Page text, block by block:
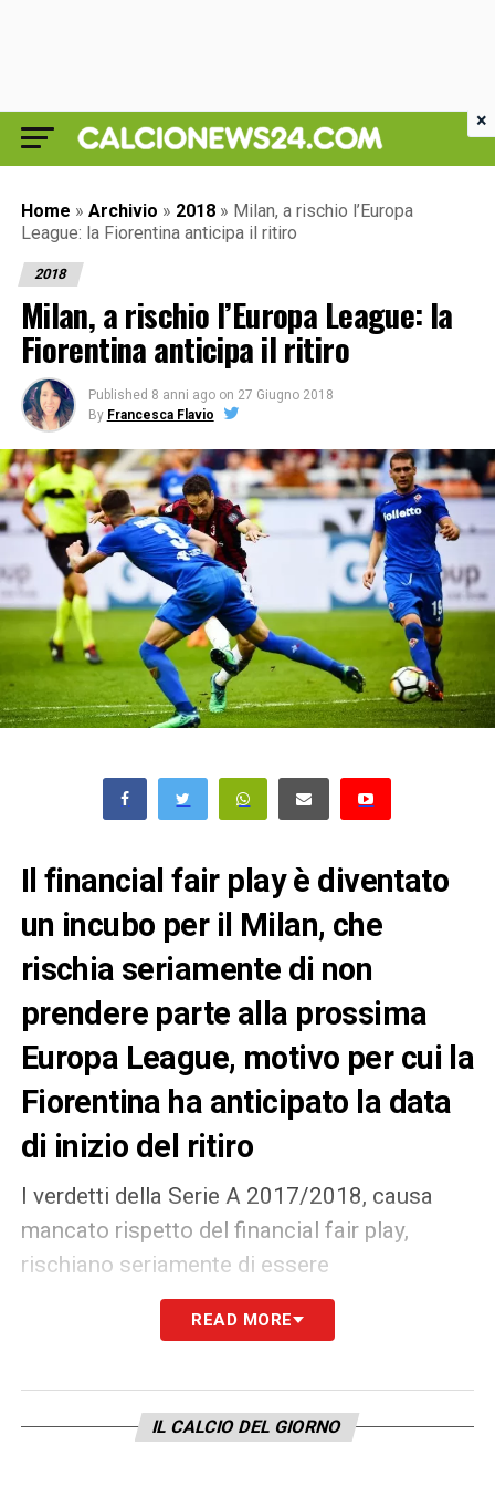
Home » Archivio » 2018 » Milan, a rischio l’Europa
League: la Fiorentina anticipa il ritiro
2018
Milan, a rischio l’Europa League: la
Fiorentina anticipa il ritiro
Published 8 anni ago on 27 Giugno 2018
By Francesca Flavio
Il financial fair play è diventato
un incubo per il Milan, che
rischia seriamente di non
prendere parte alla prossima
Europa League, motivo per cui la
Fiorentina ha anticipato la data
di inizio del ritiro
I verdetti della Serie A 2017/2018, causa
mancato rispetto del financial fair play,
rischiano seriamente di essere
massicciamente rivisti. LaUefa potrebbe
sanzionare il Milan, estromettendolo dalla
gironi mentre la Fiorentina prenderebbe parte
READ MORE
IL CALCIO DEL GIORNO
×